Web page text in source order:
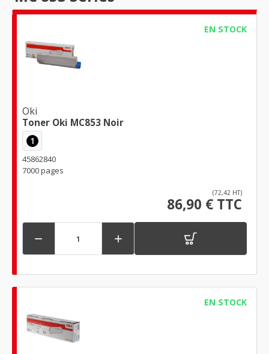
EN STOCK
Oki
Toner Oki MC853 Noir
1
45862840
7000 pages
(72,42 HT)
86,90 € TTC
 
EN STOCK